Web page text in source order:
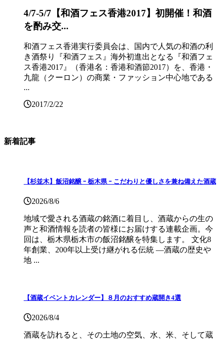
4/7-5/7【和酒フェス香港2017】初開催！和酒
を酌み交...
和酒フェス香港実行委員会は、国内で人気の和酒の利
き酒祭り『和酒フェス』海外初進出となる『和酒フェ
ス香港2017』（香港名：香港和酒節2017）を、香港・
九龍（クーロン）の商業・ファッション中心地である
...
2017/2/22
新着記事
【杉並木】飯沼銘醸 ｰ 栃木県 ｰ こだわりと優しさを兼ね備えた酒蔵
2026/8/6
地域で愛される酒蔵の銘酒に着目し、酒蔵からの生の
声と和酒情報を読者の皆様にお届けする連載企画。今
回は、栃木県栃木市の飯沼銘醸を特集します。 文化8
年創業、200年以上受け継がれる伝統 ―酒蔵の歴史や
地 ...
【酒蔵イベントカレンダー】８月のおすすめ蔵開き4選
2026/8/4
酒蔵を訪れると、その土地の空気、水、米、そして蔵